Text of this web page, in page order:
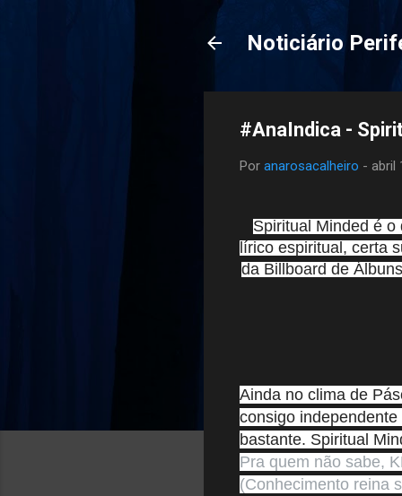
Noticiário
#AnaIndica -
Por anarosacalheiro - abril
Spiritual Minded é
lírico espiritual, certa
da Billboard de
Ainda no clima de
consigo
bastante. Spiritual
Pra quem não sabe,
(Conhecimento reina